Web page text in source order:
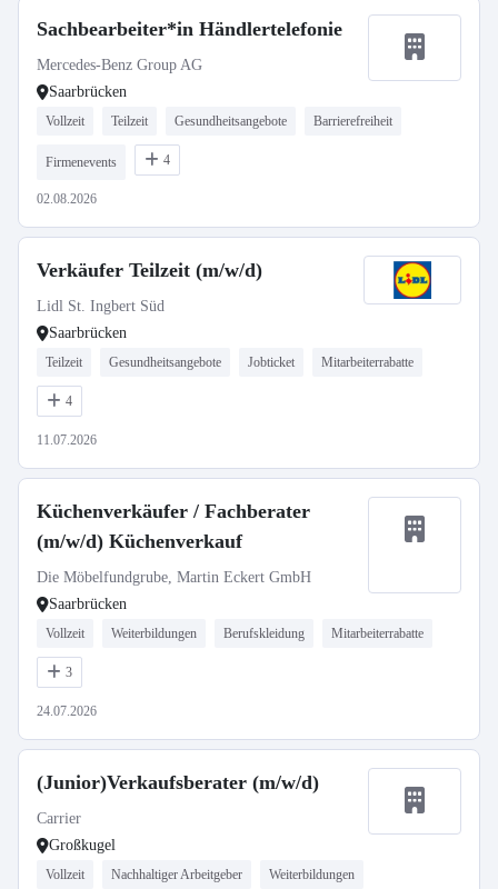
Sachbearbeiter*in Händlertelefonie
Mercedes-Benz Group AG
Saarbrücken
Vollzeit Teilzeit Gesundheitsangebote Barrierefreiheit
Firmenevents 4
02.08.2026
Verkäufer Teilzeit (m/w/d)
Lidl St. Ingbert Süd
Saarbrücken
Teilzeit Gesundheitsangebote Jobticket Mitarbeiterrabatte
4
11.07.2026
Küchenverkäufer / Fachberater
(m/w/d) Küchenverkauf
Die Möbelfundgrube, Martin Eckert GmbH
Saarbrücken
Vollzeit Weiterbildungen Berufskleidung Mitarbeiterrabatte
3
24.07.2026
(Junior)Verkaufsberater (m/w/d)
Carrier
Großkugel
Vollzeit Nachhaltiger Arbeitgeber Weiterbildungen